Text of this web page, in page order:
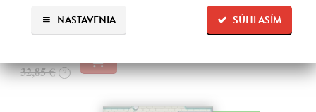
SÚHLASÍM
NASTAVENIA
Na sklade
32,85 € ?